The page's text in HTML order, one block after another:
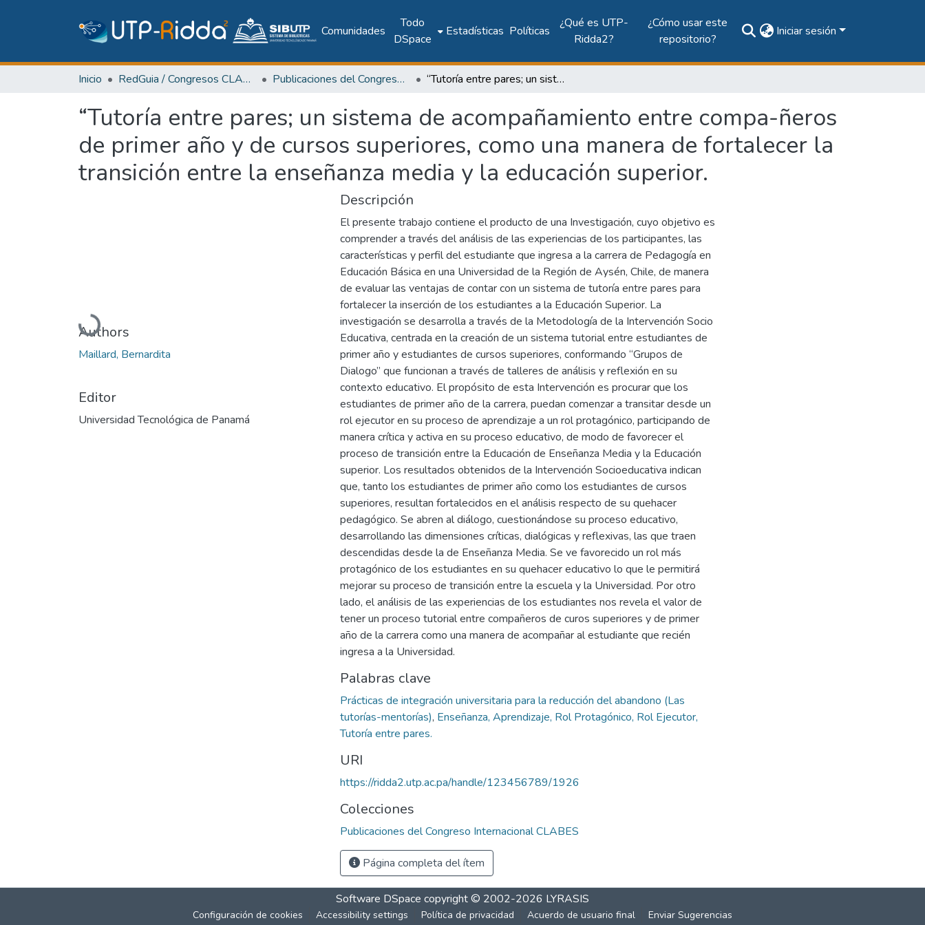
Comunidades
Todo
DSpace
Estadísticas Políticas
¿Qué es UTP-
Ridda2?
¿Cómo usar este
repositorio?
Iniciar sesión
Inicio RedGuia / Congresos CLABES Publicaciones del Congreso Internacional CLABES “Tutoría entre pares; un sistema de acompañamiento entre compa-ñeros de primer año y de cursos superiores, como una manera de fortalecer la transición entre la enseñanza media y la educación superior.
“Tutoría entre pares; un sistema de acompañamiento entre compa-ñeros
de primer año y de cursos superiores, como una manera de fortalecer la
transición entre la enseñanza media y la educación superior.
Cargando...
Authors
Maillard, Bernardita
Editor
Universidad Tecnológica de Panamá
Descripción
El presente trabajo contiene el producto de una Investigación, cuyo objetivo es
comprender a través del análisis de las experiencias de los participantes, las
características y perfil del estudiante que ingresa a la carrera de Pedagogía en
Educación Básica en una Universidad de la Región de Aysén, Chile, de manera
de evaluar las ventajas de contar con un sistema de tutoría entre pares para
fortalecer la inserción de los estudiantes a la Educación Superior. La
investigación se desarrolla a través de la Metodología de la Intervención Socio
Educativa, centrada en la creación de un sistema tutorial entre estudiantes de
primer año y estudiantes de cursos superiores, conformando “Grupos de
Dialogo” que funcionan a través de talleres de análisis y reflexión en su
contexto educativo. El propósito de esta Intervención es procurar que los
estudiantes de primer año de la carrera, puedan comenzar a transitar desde un
rol ejecutor en su proceso de aprendizaje a un rol protagónico, participando de
manera crítica y activa en su proceso educativo, de modo de favorecer el
proceso de transición entre la Educación de Enseñanza Media y la Educación
superior. Los resultados obtenidos de la Intervención Socioeducativa indican
que, tanto los estudiantes de primer año como los estudiantes de cursos
superiores, resultan fortalecidos en el análisis respecto de su quehacer
pedagógico. Se abren al diálogo, cuestionándose su proceso educativo,
desarrollando las dimensiones críticas, dialógicas y reflexivas, las que traen
descendidas desde la de Enseñanza Media. Se ve favorecido un rol más
protagónico de los estudiantes en su quehacer educativo lo que le permitirá
mejorar su proceso de transición entre la escuela y la Universidad. Por otro
lado, el análisis de las experiencias de los estudiantes nos revela el valor de
tener un proceso tutorial entre compañeros de curos superiores y de primer
año de la carrera como una manera de acompañar al estudiante que recién
ingresa a la Universidad.
Palabras clave
Prácticas de integración universitaria para la reducción del abandono (Las
tutorías-mentorías), Enseñanza, Aprendizaje, Rol Protagónico, Rol Ejecutor,
Tutoría entre pares.
URI
https://ridda2.utp.ac.pa/handle/123456789/1926
Colecciones
Publicaciones del Congreso Internacional CLABES
Página completa del ítem
Software DSpace copyright © 2002-2026 LYRASIS
Configuración de cookies Accessibility settings Política de privacidad Acuerdo de usuario final Enviar Sugerencias